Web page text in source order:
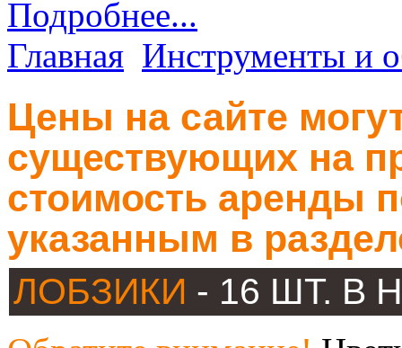
Подробнее...
Главная Инструменты и
Цены на сайте
существующих на
стоимость аренды
указанным в
ЛОБЗИКИ - 16 ШТ. В